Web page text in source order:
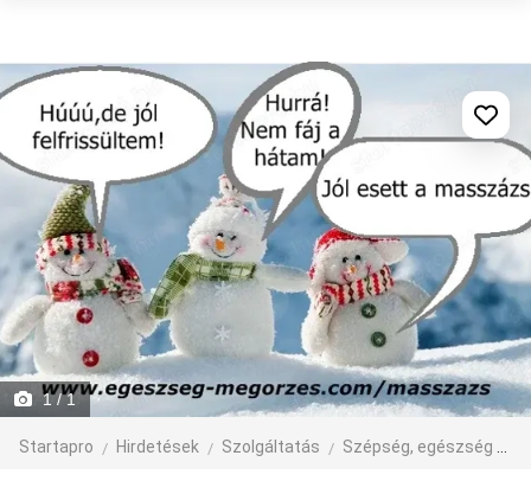
1/ 1
Startapro Hirdetések Szolgáltatás Szépség, egészség